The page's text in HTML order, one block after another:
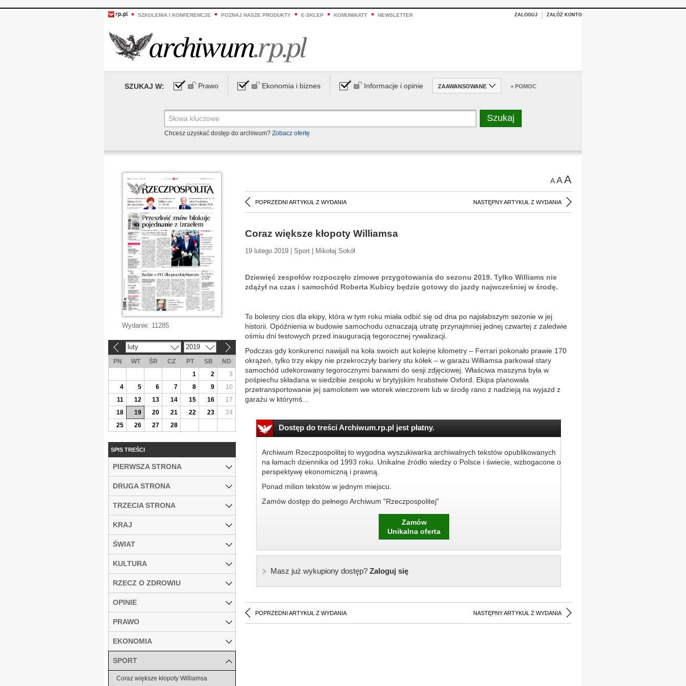
SZKOLENIA I KONFERENCJE POZNAJ NASZE PRODUKTY E-SKLEP KOMUNIKATY NEWSLETTER ZALOGUJ ZAŁÓŻ KONTO
SZUKAJ W: Prawo Ekonomia i biznes Informacje i opinie ZAAWANSOWANE + POMOC
Chcesz uzyskać dostęp do archiwum? Zobacz ofertę
AAA
POPRZEDNI ARTYKUŁ Z WYDANIA NASTĘPNY ARTYKUŁ Z WYDANIA
Coraz większe kłopoty Williamsa
19 lutego 2019 | Sport | Mikołaj Sokół
Dziewięć zespołów rozpoczęło zimowe przygotowania do sezonu 2019. Tylko Williams nie
zdążył na czas i samochód Roberta Kubicy będzie gotowy do jazdy najwcześniej w środę.
To bolesny cios dla ekipy, która w tym roku miała odbić się od dna po najsłabszym sezonie w jej
historii. Opóźnienia w budowie samochodu oznaczają utratę przynajmniej jednej czwartej z zaledwie
ośmiu dni testowych przed inauguracją tegorocznej rywalizacji.
Podczas gdy konkurenci nawijali na koła swoich aut kolejne kilometry – Ferrari pokonało prawie 170
okrążeń, tylko trzy ekipy nie przekroczyły bariery stu kółek – w garażu Williamsa parkował stary
samochód udekorowany tegorocznymi barwami do sesji zdjęciowej. Właściwa maszyna była w
pośpiechu składana w siedzibie zespołu w brytyjskim hrabstwie Oxford. Ekipa planowała
przetransportowanie jej samolotem we wtorek wieczorem lub w środę rano z nadzieją na wyjazd z
garażu w którymś...
Dostęp do treści Archiwum.rp.pl jest płatny.
Archiwum Rzeczpospolitej to wygodna wyszukiwarka archiwalnych tekstów opublikowanych
na łamach dziennika od 1993 roku. Unikalne źródło wiedzy o Polsce i świecie, wzbogacone o
perspektywę ekonomiczną i prawną.
Ponad milion tekstów w jednym miejscu.
Zamów dostęp do pełnego Archiwum "Rzeczpospolitej"
Zamów
Unikalna oferta
Masz już wykupiony dostęp?Zaloguj się
POPRZEDNI ARTYKUŁ Z WYDANIA NASTĘPNY ARTYKUŁ Z WYDANIA
Wydanie: 11285
luty 2019
PN WT ŚR CZ PT SB
ND
1
2
3
4
5 6 7 8 9
10
11
12 13 14 15 16
17
18
19 20 21 22 23
24
25
26 27 28
SPIS TREŚCI
PIERWSZA STRONA
DRUGA STRONA
TRZECIA STRONA
KRAJ
ŚWIAT
KULTURA
RZECZ O ZDROWIU
OPINIE
PRAWO
EKONOMIA
SPORT
Coraz większe kłopoty Williamsa